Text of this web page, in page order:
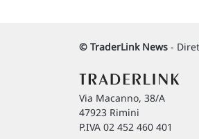
© TraderLink News -
Via Macanno, 38/A
47923 Rimini
P.IVA 02 452 460 401